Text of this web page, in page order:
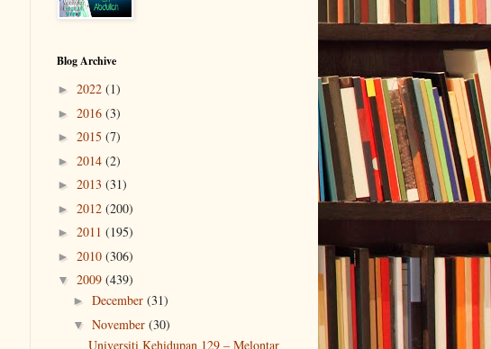
Blog Archive
► 2022 (1)
► 2016 (3)
► 2015 (7)
► 2014 (2)
► 2013 (31)
► 2012 (200)
► 2011 (195)
► 2010 (306)
▼ 2009 (439)
► December (31)
▼ November (30)
Universiti Kehidupan 129 – Melontar